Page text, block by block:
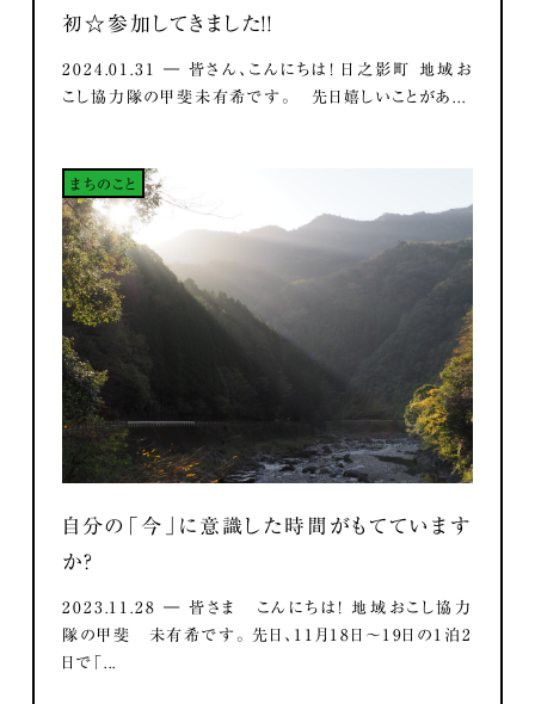
初☆参加してきました！！
2024.01.31 ― 皆さん、こんにちは！ 日之影町 地域お
こし協力隊の甲斐未有希です。 先日嬉しいことがあ...
まちのこと
自分の「今」に意識した時間がもてています
か？
2023.11.28 ― 皆さま こんにちは！ 地域おこし協力
隊の甲斐 未有希です。 先日、11月18日～19日の1泊2
日で「...